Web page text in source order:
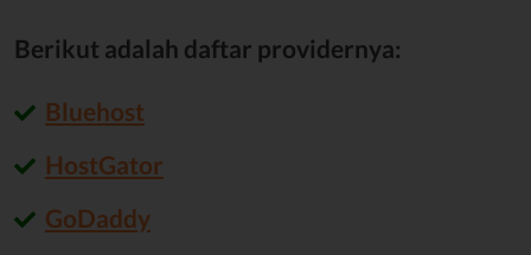
Berikut adalah daftar providernya:
Bluehost
HostGator
GoDaddy